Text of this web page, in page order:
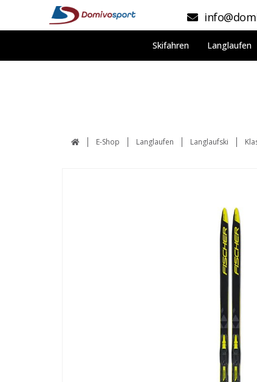
Skifahren Langlaufen
E-Shop Langlaufen Langlaufski